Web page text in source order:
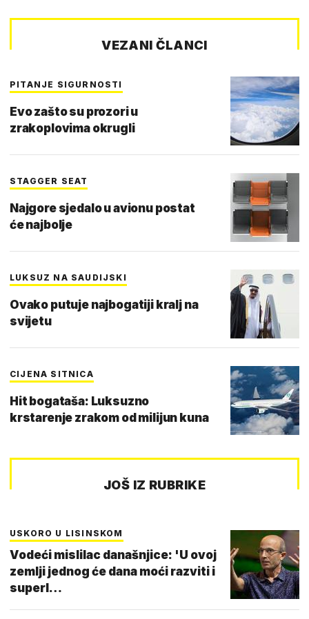
VEZANI ČLANCI
PITANJE SIGURNOSTI
Evo zašto su prozori u
zrakoplovima okrugli
STAGGER SEAT
Najgore sjedalo u avionu postat
će najbolje
LUKSUZ NA SAUDIJSKI
Ovako putuje najbogatiji kralj na
svijetu
CIJENA SITNICA
Hit bogataša: Luksuzno
krstarenje zrakom od milijun kuna
JOŠ IZ RUBRIKE
USKORO U LISINSKOM
Vodeći mislilac današnjice: 'U ovoj
zemlji jednog će dana moći razviti i
superl…